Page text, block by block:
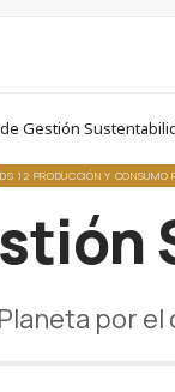
Gestión
12 PRODUCCIÓN Y CONSUMO
por